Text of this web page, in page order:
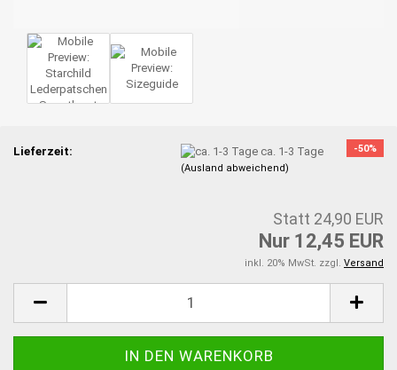
-50%
Lieferzeit: ca. 1-3 Tage
(Ausland abweichend)
Statt 24,90 EUR
Nur 12,45 EUR
inkl. 20% MwSt. zzgl. Versand